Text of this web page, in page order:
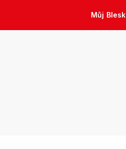
Můj Blesk